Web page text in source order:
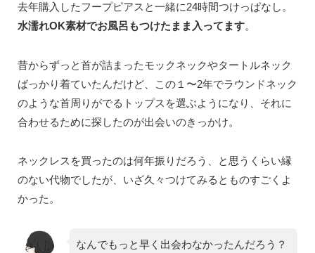
去年購入したフープピアスと一緒に24時間つけっぱなし。
水濡れOK素材でお風呂もつけたまま入ってます。
昔からずっと首が詰まったモックネックやタートルネック
ばっかり着ていたんだけど、この１〜2年でラウンドネック
のような首周りがでるトップスを選ぶようになり、それに
合わせるために探したのが出会いのきっかけ。
ネックレスを買ったのは何年振りだろう、と思うくらい縁
のない代物でしたが、いざ久々つけてみるとものすごくよ
かった。
なんでもっと早く出会わなかったんだろう？